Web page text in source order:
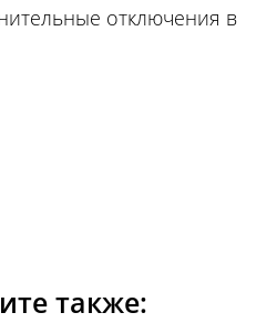
отключения в
также: